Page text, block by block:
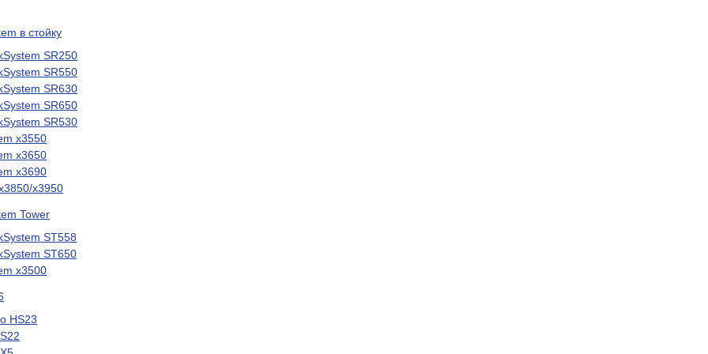
в стойку
SR250
SR550
SR630
SR650
SR530
x3550
x3650
x3690
x3950
Tower
ST558
ST650
x3500
HS23